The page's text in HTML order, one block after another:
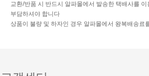
교환/반품 시 반드시 알파몰에서 발송한 택배사를
부담하셔야 합니다
상품이 불량 및 하자인 경우 알파몰에서 왕복배송료